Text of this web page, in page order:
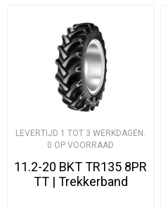
LEVERTIJD 1 TOT 3 WERKDAGEN.
0 OP VOORRAAD
11.2-20 BKT TR135 8PR
TT | Trekkerband